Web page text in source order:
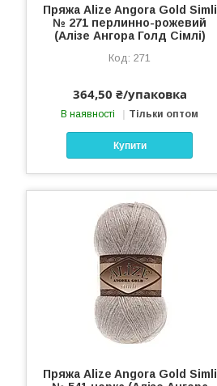
Пряжа Alize Angora Gold Simli
№ 271 перлинно-рожевий
(Алізе Ангора Голд Сімлі)
271
364,50 ₴/упаковка
В наявності Тільки оптом
Купити
Пряжа Alize Angora Gold Simli